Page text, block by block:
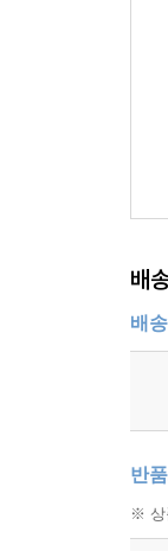
배
배
반
※ 상